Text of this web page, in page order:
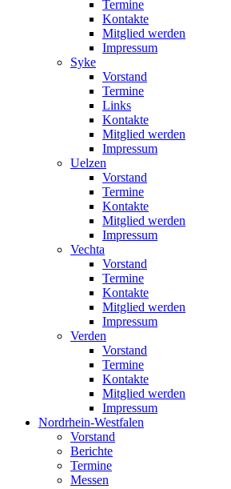
Termine
Kontakte
Mitglied werden
Impressum
Syke
Vorstand
Termine
Links
Kontakte
Mitglied werden
Impressum
Uelzen
Vorstand
Termine
Kontakte
Mitglied werden
Impressum
Vechta
Vorstand
Termine
Kontakte
Mitglied werden
Impressum
Verden
Vorstand
Termine
Kontakte
Mitglied werden
Impressum
Nordrhein-Westfalen
Vorstand
Berichte
Termine
Messen